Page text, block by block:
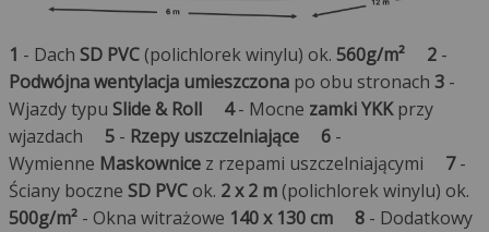
1 - Dach SD PVC(polichlorek winylu) ok. 560g/m² 2-
Podwójna wentylacja umieszczonapo obu stronach 3-
Wjazdy typu Slide & Roll 4- Mocne zamki YKKprzy
wjazdach 5- Rzepy uszczelniające 6-
Wymienne Maskownicez rzepami uszczelniającymi 7-
Ściany boczne SD PVCok. 2 x 2 m(polichlorek winylu) ok.
500g/m²- Okna witrażowe 140 x 130 cm 8- Dodatkowy